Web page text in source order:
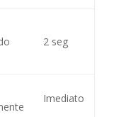
2 seg
Imediato